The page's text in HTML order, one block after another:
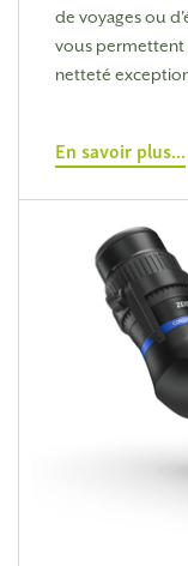
de voyages ou
vous permettent
netteté
En savoir plus...